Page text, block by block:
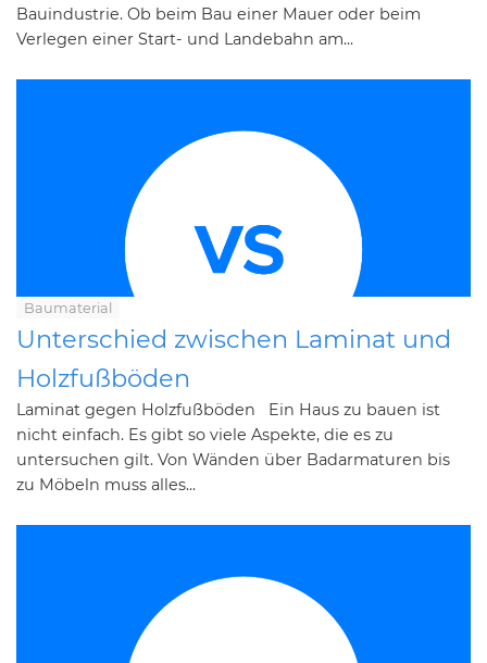
Bauindustrie. Ob beim Bau einer Mauer oder beim
Verlegen einer Start- und Landebahn am...
Baumaterial
Unterschied zwischen Laminat und
Holzfußböden
Laminat gegen Holzfußböden Ein Haus zu bauen ist
nicht einfach. Es gibt so viele Aspekte, die es zu
untersuchen gilt. Von Wänden über Badarmaturen bis
zu Möbeln muss alles...